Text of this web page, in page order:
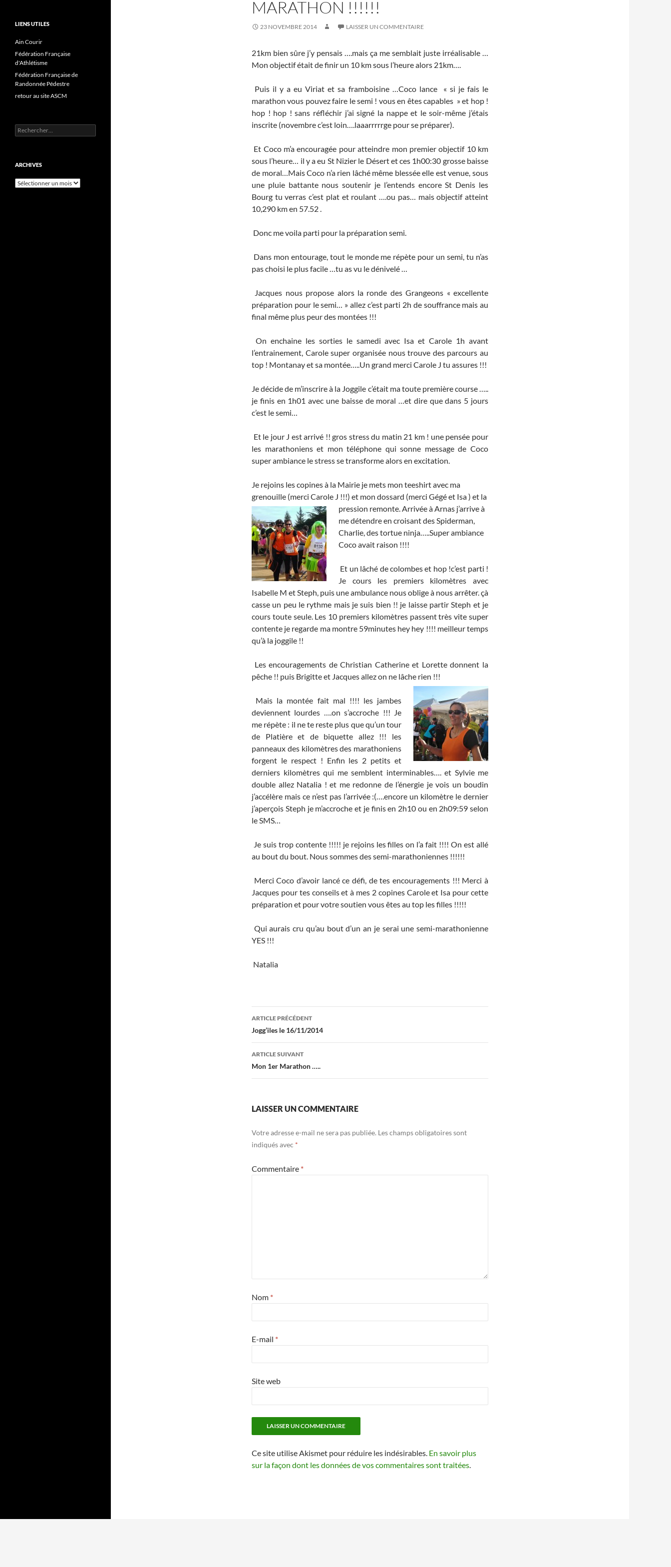
MARATHON !!!!!!
23 NOVEMBRE 2014 LAISSER UN COMMENTAIRE
21km bien sûre j’y pensais ….mais ça me semblait juste irréalisable …
Mon objectif était de finir un 10 km sous l’heure alors 21km….
Puis il y a eu Viriat et sa framboisine …Coco lance
« si je fais le
marathon vous pouvez faire le semi ! vous en êtes capables » et hop !
hop ! hop ! sans réfléchir j’ai signé la nappe et le soir-même j’étais
inscrite (novembre c’est loin….laaarrrrrge pour se préparer).
Et Coco m’a encouragée pour atteindre mon premier objectif 10 km
sous l’heure… il y a eu St Nizier le Désert et ces 1h00:30 grosse baisse
de moral…Mais Coco n’a rien lâché même blessée elle est venue, sous
une pluie battante nous soutenir je l’entends encore St Denis les
Bourg tu verras c’est plat et roulant ….ou pas… mais objectif atteint
10,290 km en 57.52 .
Donc me voila parti pour la préparation semi.
Dans mon entourage, tout le monde me répète pour un semi, tu n’as
pas choisi le plus facile …tu as vu le dénivelé …
Jacques nous propose alors la ronde des Grangeons « excellente
préparation pour le semi… » allez c’est parti 2h de souffrance mais au
final même plus peur des montées !!!
On enchaine les sorties le samedi avec Isa et Carole 1h avant
l’entrainement, Carole super organisée nous trouve des parcours au
top ! Montanay et sa montée…..Un grand merci Carole J tu assures !!!
Je décide de m’inscrire à la Joggile c’était ma toute première course …..
je finis en 1h01 avec une baisse de moral …et dire que dans 5 jours
c’est le semi…
Et le jour J est arrivé !! gros stress du matin 21 km ! une pensée pour
les marathoniens et mon téléphone qui sonne message de Coco
super ambiance le stress se transforme alors en excitation.
Je rejoins les copines à la Mairie je mets mon teeshirt avec ma
grenouille (merci Carole J !!!) et mon dossard (merci Gégé et Isa ) et la
pression remonte.Arrivée à Arnas j’arrive à
me détendre en croisant des Spiderman,
Charlie, des tortue ninja…..Super ambiance
Coco avait raison !!!!
Et un lâché de colombes et hop !c’est parti !
Je cours les premiers kilomètres avec
Isabelle M et Steph, puis une ambulance nous oblige à nous arrêter. çà
casse un peu le rythme mais je suis bien !! je laisse partir Steph et je
cours toute seule. Les 10 premiers kilomètres passent très vite super
contente je regarde ma montre 59minutes hey hey !!!! meilleur temps
qu’à la joggile !!
Les encouragements de Christian Catherine et Lorette donnent la
pêche !! puis Brigitte et Jacques allez on ne lâche rien !!!
Mais la montée fait mal !!!! les jambes
deviennent lourdes ….on s’accroche !!! Je
me répète : il ne te reste plus que qu’un tour
de Platière et de biquette allez !!! les
panneaux des kilomètres des marathoniens
forgent le respect ! Enfin les 2 petits et
derniers kilomètres qui me semblent interminables…. et Sylvie me
double allez Natalia ! et me redonne de l’énergie je vois un boudin
j’accélère mais ce n’est pas l’arrivée :(….encore un kilomètre le dernier
j’aperçois Steph je m’accroche et je finis en 2h10 ou en 2h09:59 selon
le SMS…
Je suis trop contente !!!!! je rejoins les filles on l’a fait !!!! On est allé
au bout du bout. Nous sommes des semi-marathoniennes !!!!!!
Merci Coco d’avoir lancé ce défi, de tes encouragements !!! Merci à
Jacques pour tes conseils et à mes 2 copines Carole et Isa pour cette
préparation et pour votre soutien vous êtes au top les filles !!!!!
Qui aurais cru qu’au bout d’un an je serai une semi-marathonienne
YES !!!
Natalia
Navigation
des
articles
ARTICLE PRÉCÉDENT
Jogg’iles le 16/11/2014
ARTICLE SUIVANT
Mon 1er Marathon …..
LAISSER UN COMMENTAIRE
Votre adresse e-mail ne sera pas publiée. Les champs obligatoires sont
indiqués avec *
Commentaire *
Nom *
E-mail *
Site web
Ce site utilise Akismet pour réduire les indésirables. En savoir plus
sur la façon dont les données de vos commentaires sont traitées.
LIENS UTILES
Ain Courir
Fédération Française
d'Athlétisme
Fédération Française de
Randonnée Pédestre
retour au site ASCM
Rechercher :
ARCHIVES
Archives